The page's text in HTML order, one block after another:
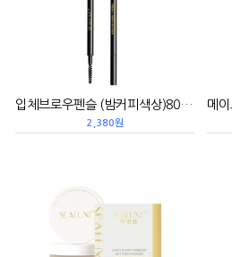
입체브로우펜슬 (밤커피색상)80g 纤细立体眉笔（气质栗咖）
2,380원